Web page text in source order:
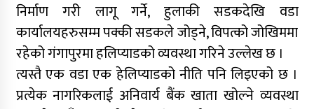
निर्माण गरी लागू गर्ने, हुलाकी सडकदेखि वडा
कार्यालयहरुसम्म पक्की सडकले जोड्ने, विपत्को जोखिममा
रहेको गंगापुरमा हलिप्याडको व्यवस्था गरिने उल्लेख छ ।
त्यस्तै एक वडा एक हेलिप्याडको नीति पनि लिइएको छ ।
प्रत्येक नागरिकलाई अनिवार्य बैंक खाता खोल्ने व्यवस्था